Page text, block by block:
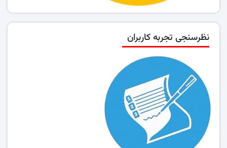
نظرسنجی تجربه کاربران